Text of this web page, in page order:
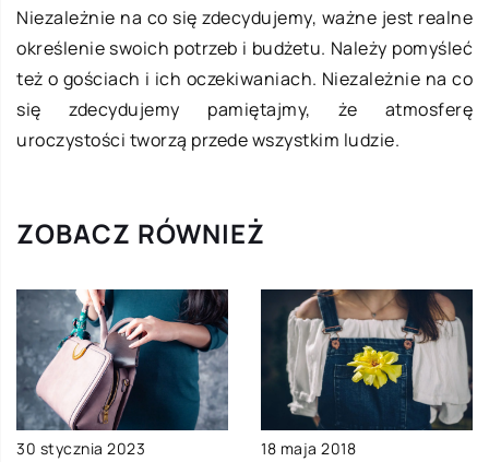
Niezależnie na co się zdecydujemy, ważne jest realne
określenie swoich potrzeb i budżetu. Należy pomyśleć
też o gościach i ich oczekiwaniach. Niezależnie na co
się zdecydujemy pamiętajmy, że atmosferę
uroczystości tworzą przede wszystkim ludzie.
ZOBACZ RÓWNIEŻ
30 stycznia 2023 18 maja 2018